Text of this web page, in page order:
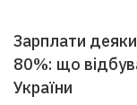
Зарплати
80%: що
України